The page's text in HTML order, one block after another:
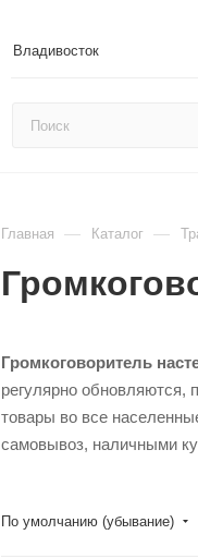
Владивосток
Главная — Каталог —
Громкоговоритель
регулярно обновляются,
товары во все
самовывоз, наличными
По умолчанию (убывание)